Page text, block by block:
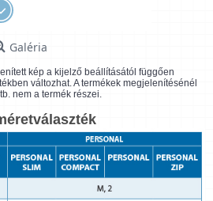
Galéria
kép a kijelző beállításától függően
változhat. A termékek megjelenítésénél
nem a termék részei.